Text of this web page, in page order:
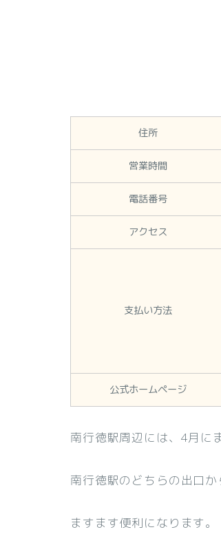
住所
営業時間
電話番号
アクセス
支払い方法
公式ホームページ
南行徳駅周辺には、4月に
南行徳駅のどちらの出口
ますます便利になります。